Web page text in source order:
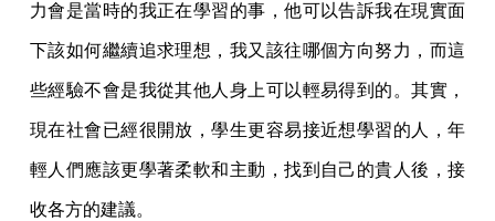
力會是當時的我正在學習的事，他可以告訴我在現實面
下該如何繼續追求理想，我又該往哪個方向努力，而這
些經驗不會是我從其他人身上可以輕易得到的。其實，
現在社會已經很開放，學生更容易接近想學習的人，年
輕人們應該更學著柔軟和主動，找到自己的貴人後，接
收各方的建議。